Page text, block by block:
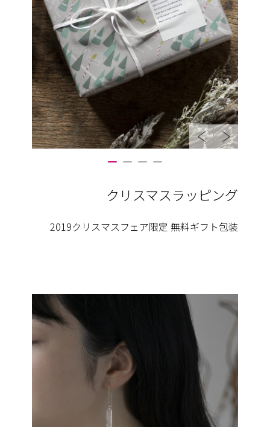
クリスマスラッピング
2019クリスマスフェア限定 無料ギフト包装